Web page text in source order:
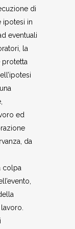
di
ipotesi in
eventuali
la
ed
da
colpa